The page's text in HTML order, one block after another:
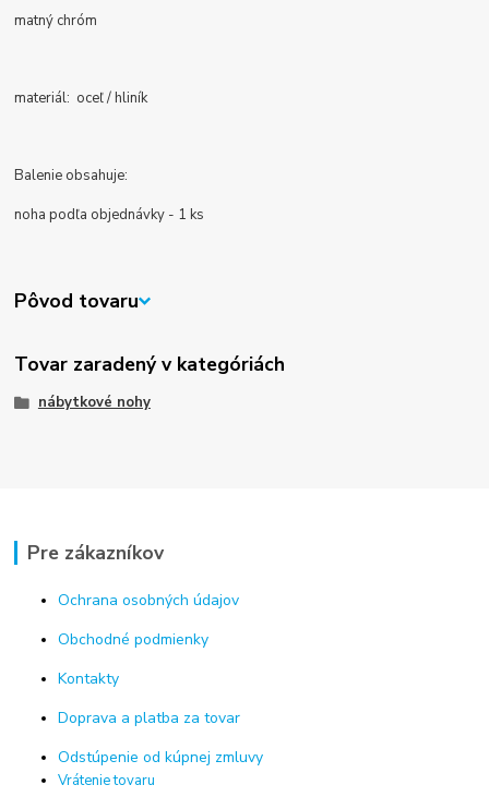
matný chróm
materiál: oceľ / hliník
Balenie obsahuje:
noha podľa objednávky - 1 ks
Pôvod tovaru
Tovar zaradený v kategóriách
nábytkové nohy
Pre zákazníkov
Ochrana osobných údajov
Obchodné podmienky
Kontakty
Doprava a platba za tovar
Odstúpenie od kúpnej zmluvy
Vrátenie tovaru